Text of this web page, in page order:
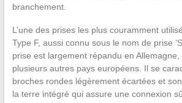
branchement.
L’une des prises les plus couramment
Type F, aussi connu sous le nom de prise
prise est largement répandu en
plusieurs autres pays européens. Il se
broches rondes légèrement écartées et
la terre intégré qui assure une connexion